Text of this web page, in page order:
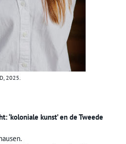
2025.
‘koloniale kunst’ en de Tweede